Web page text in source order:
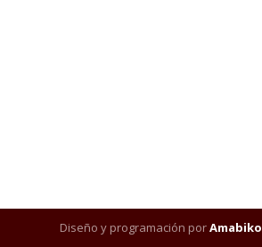
Diseño y programación porAmabiko